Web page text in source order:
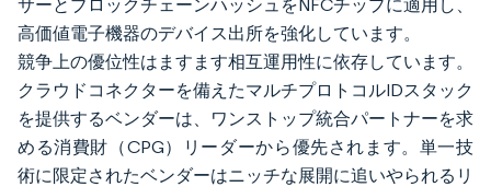
サーとブロックチェーンハッシュをNFCチップに適用し、
高価値電子機器のデバイス出所を強化しています。
競争上の優位性はますます相互運用性に依存しています。
クラウドコネクターを備えたマルチプロトコルIDスタック
を提供するベンダーは、ワンストップ統合パートナーを求
める消費財（CPG）リーダーから優先されます。単一技
術に限定されたベンダーはニッチな展開に追いやられるリ